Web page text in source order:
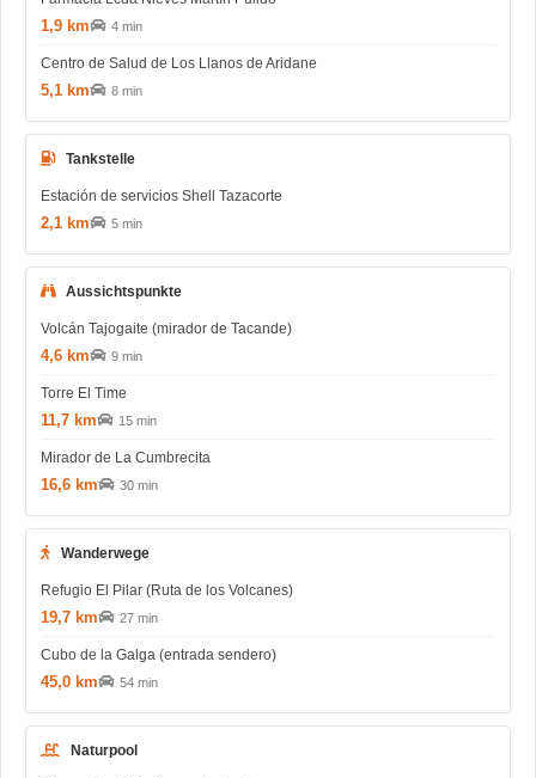
1,9 km 4 min
Centro de Salud de Los Llanos de Aridane
5,1 km 8 min
Tankstelle
Estación de servicios Shell Tazacorte
2,1 km 5 min
Aussichtspunkte
Volcán Tajogaite (mirador de Tacande)
4,6 km 9 min
Torre El Time
11,7 km 15 min
Mirador de La Cumbrecita
16,6 km 30 min
Wanderwege
Refugio El Pilar (Ruta de los Volcanes)
19,7 km 27 min
Cubo de la Galga (entrada sendero)
45,0 km 54 min
Naturpool